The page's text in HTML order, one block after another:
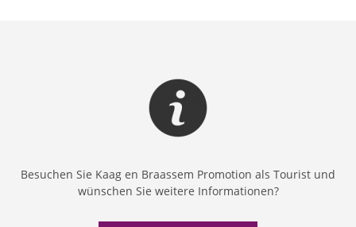
Besuchen Sie Kaag en Braassem Promotion als Tourist und
wünschen Sie weitere Informationen?